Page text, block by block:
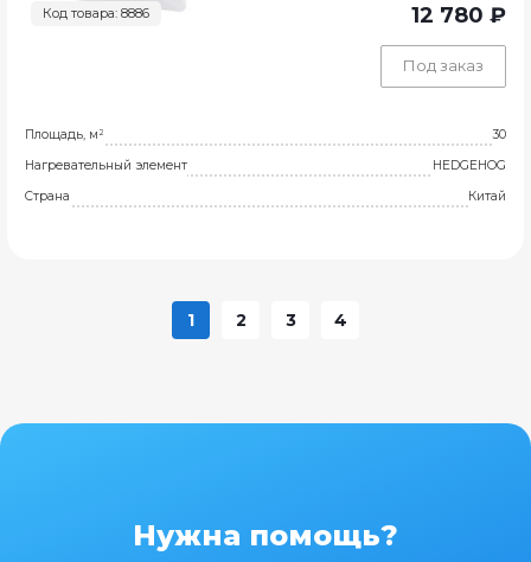
Код товара: 8886 12 780 ₽
Под заказ
Площадь, м²
30
Нагревательный элемент
HEDGEHOG
Страна
Китай
1 2 3 4
Нужна помощь?